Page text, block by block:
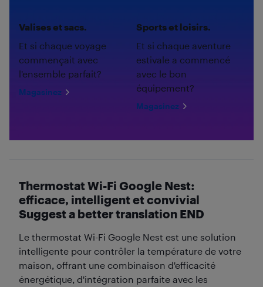
Valises et sacs.
Et si chaque voyage
commençait avec
l'ensemble parfait?
Magasinez
Sports et loisirs.
Et si chaque aventure
estivale a commencé
avec le bon
équipement?
Magasinez
Thermostat Wi-Fi Google Nest:
efficace, intelligent et convivial
Suggest a better translation END
Le thermostat Wi-Fi Google Nest est une solution
intelligente pour contrôler la température de votre
maison, offrant une combinaison d'efficacité
énergétique, d'intégration parfaite avec les